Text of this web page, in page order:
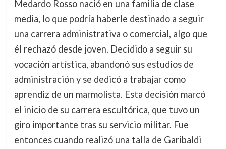
Medardo Rosso nació en una familia de clase
media, lo que podría haberle destinado a seguir
una carrera administrativa o comercial, algo que
él rechazó desde joven. Decidido a seguir su
vocación artística, abandonó sus estudios de
administración y se dedicó a trabajar como
aprendiz de un marmolista. Esta decisión marcó
el inicio de su carrera escultórica, que tuvo un
giro importante tras su servicio militar. Fue
entonces cuando realizó una talla de Garibaldi